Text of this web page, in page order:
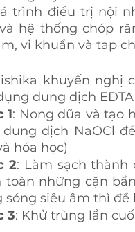
trình điều trị nội
hệ thống chóp
vi khuẩn và tạp
khuyến nghị
dung dịch EDTA
1: Nong dũa và tạo
dịch NaOCl
hóa học)
2: Làm sạch thành
toàn những cặn
sóng siêu âm thì để
3: Khử trùng lần